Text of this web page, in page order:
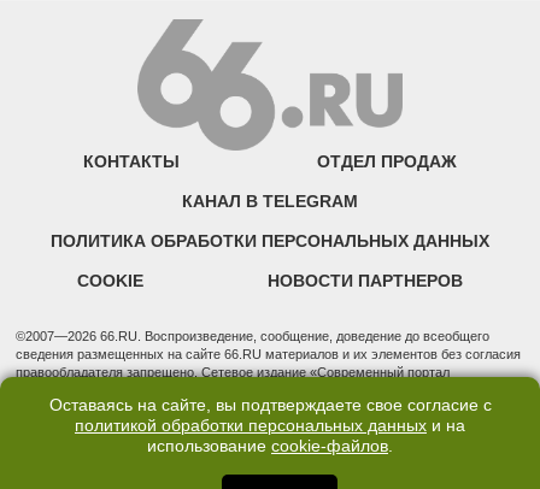
КОНТАКТЫ ОТДЕЛ ПРОДАЖ
КАНАЛ В TELEGRAM
ПОЛИТИКА ОБРАБОТКИ ПЕРСОНАЛЬНЫХ ДАННЫХ
COOKIE НОВОСТИ ПАРТНЕРОВ
©2007—2026 66.RU. Воспроизведение, сообщение, доведение до всеобщего
сведения размещенных на сайте 66.RU материалов и их элементов без согласия
правообладателя запрещено. Сетевое издание «Современный портал
надзору в сфере связи, информационных технологий и массовых коммуникаций
(Роскомнадзор). Регистрационный номер ЭЛ № ФС 77 - 76634 от 02.09.2019
Учредитель: Общество с ограниченной ответственностью "66.ру". Юридический
3, оф. 7015 Фактический адрес редакции и отдела продаж: 620014, Свердловская
Оставаясь на сайте, вы подтверждаете свое согласие с
политикой обработки персональных данных и на
использование cookie-файлов.